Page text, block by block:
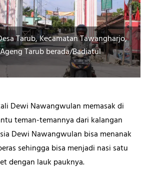
Tarub, Kecamatan Tawangharjo,
Tarub berada/Badiatul
Dewi Nawangwulan memasak di
teman-temannya dari kalangan
Dewi Nawangwulan bisa menanak
sehingga bisa menjadi nasi satu
dengan lauk pauknya.